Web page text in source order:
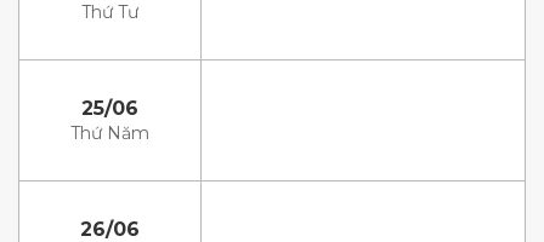
Thứ Tư
25/06
Thứ Năm
26/06